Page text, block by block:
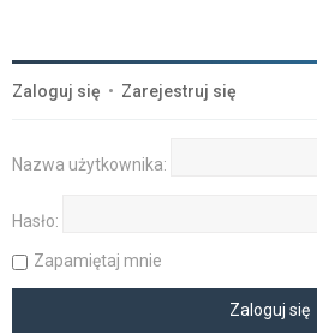
Zaloguj się • Zarejestruj się
Nazwa użytkownika:
Hasło:
Zapamiętaj mnie